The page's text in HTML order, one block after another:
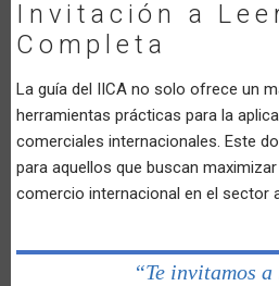
Invitación a
Completa
La guía del IICA no solo ofrece un
herramientas prácticas para la
comerciales internacionales. Este
para aquellos que buscan
comercio internacional en el sector
“Te invitamos